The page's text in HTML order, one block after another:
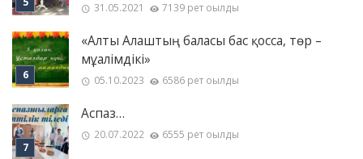
31.05.2021 7139 рет оқылды
«Алты Алаштың баласы бас қосса, төр –
мұғалімдікі»
05.10.2023 6586 рет оқылды
Аспаз…
20.07.2022 6555 рет оқылды